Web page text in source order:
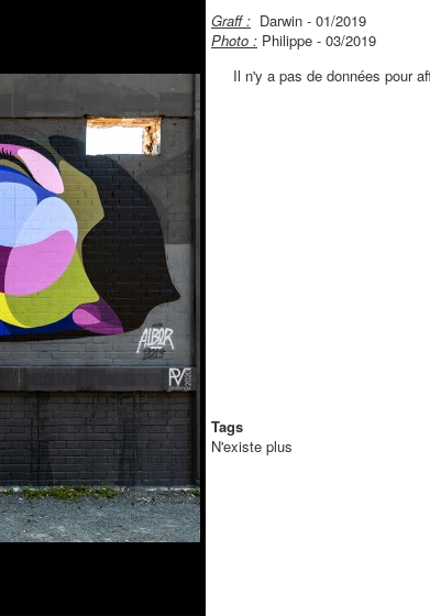
Graff : Darwin - 01/2019
Photo : Philippe - 03/2019
Tags
N'existe plus